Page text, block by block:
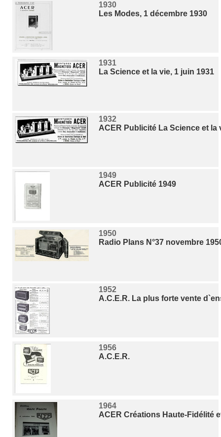
1930
Les Modes, 1 décembre 1930
1931
La Science et la vie, 1 juin 1931
1932
ACER Publicité La Science et la
1949
ACER Publicité 1949
1950
Radio Plans N°37 novembre
1952
A.C.E.R. La plus forte vente
1956
A.C.E.R.
1964
ACER Créations Haute-Fidélité